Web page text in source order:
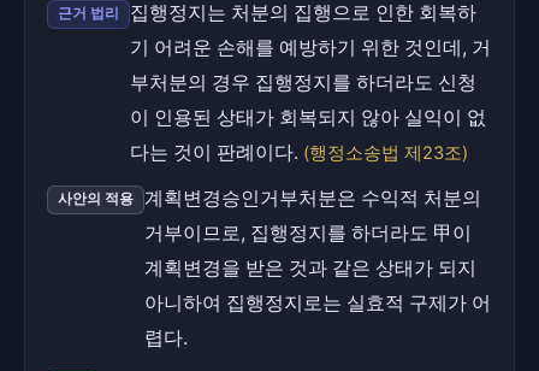
근거 법리
집행정지는 처분의 집행으로 인한 회복하
기 어려운 손해를 예방하기 위한 것인데, 거
부처분의 경우 집행정지를 하더라도 신청
이 인용된 상태가 회복되지 않아 실익이 없
다는 것이 판례이다. (행정소송법 제23조)
사안의 적용
계획변경승인거부처분은 수익적 처분의
거부이므로, 집행정지를 하더라도 甲이
계획변경을 받은 것과 같은 상태가 되지
아니하여 집행정지로는 실효적 구제가 어
렵다.